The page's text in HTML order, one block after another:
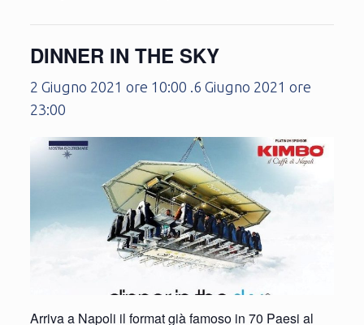
DINNER IN THE SKY
2 Giugno 2021 ore 10:00 .6 Giugno 2021 ore
23:00
Arriva a Napoli il format già famoso in 70 Paesi al